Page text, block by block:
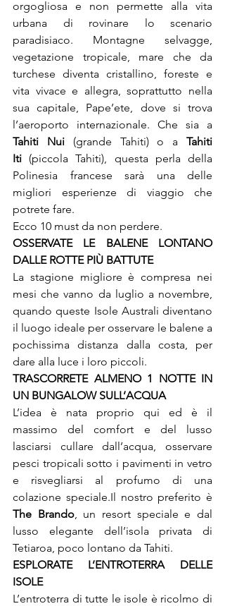
orgogliosa e non permette alla vita
urbana di rovinare lo scenario
paradisiaco. Montagne selvagge,
vegetazione tropicale, mare che da
turchese diventa cristallino, foreste e
vita vivace e allegra, soprattutto nella
sua capitale, Pape’ete, dove si trova
Tahiti Nui (grande Tahiti) o a Tahiti
Iti (piccola Tahiti), questa perla della
Polinesia francese sarà una delle
migliori esperienze di viaggio che
potrete fare.
Ecco 10 must da non perdere.
OSSERVATE LE BALENE LONTANO
La stagione migliore è compresa nei
mesi che vanno da luglio a novembre,
quando queste Isole Australi diventano
il luogo ideale per osservare le balene a
pochissima distanza dalla costa, per
dare alla luce i loro piccoli.
TRASCORRETE ALMENO 1 NOTTE IN
L’idea è nata proprio qui ed è il
massimo del comfort e del lusso
lasciarsi cullare dall’acqua, osservare
pesci tropicali sotto i pavimenti in vetro
e risvegliarsi al profumo di una
colazione speciale.
The Brando, un resort speciale e dal
lusso elegante dell’isola privata di
Tetiaroa, poco lontano da Tahiti.
ESPLORATE L’ENTROTERRA DELLE
L’entroterra di tutte le isole è ricolmo di